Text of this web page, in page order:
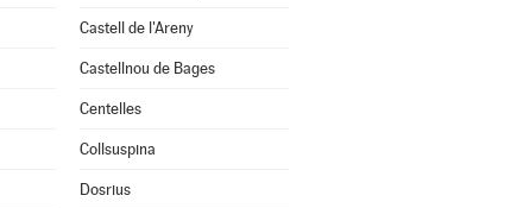
Castell de l'Areny
Castellnou de Bages
Centelles
Collsuspina
Dosrius